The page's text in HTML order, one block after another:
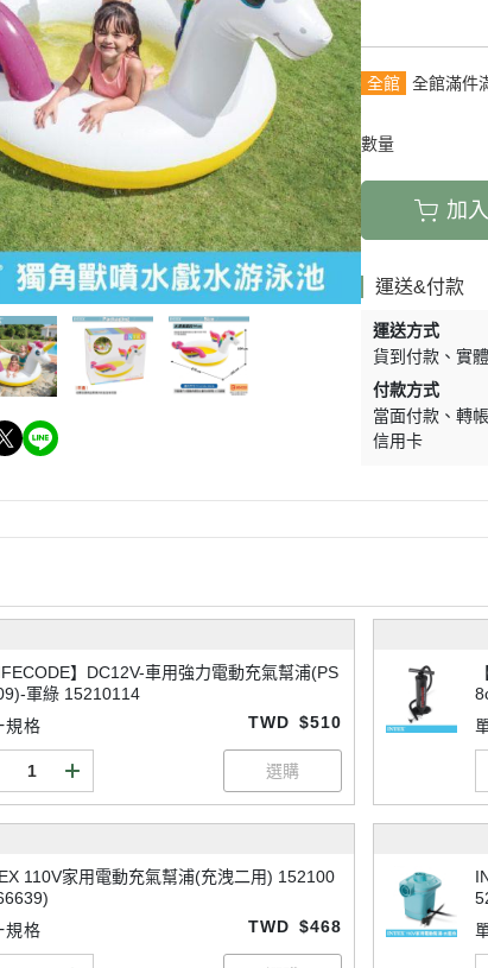
全館 全館滿件
數量
加
運送&付款
運送方式
貨到付款
實
付款方式
當面付款
轉
信用卡
】DC12V-車用強力電動充氣幫浦(PS
軍綠 15210114
規格
TWD $510
110V家用電動充氣幫浦(充洩二用) 152100
規格
TWD $468